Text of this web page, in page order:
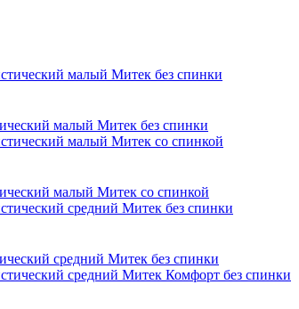
малый Митек без спинки
малый Митек со спинкой
средний Митек без спинки